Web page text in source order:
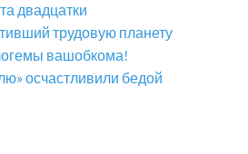
двадцатки
трудовую планету
вашобкома!
осчастливили бедой